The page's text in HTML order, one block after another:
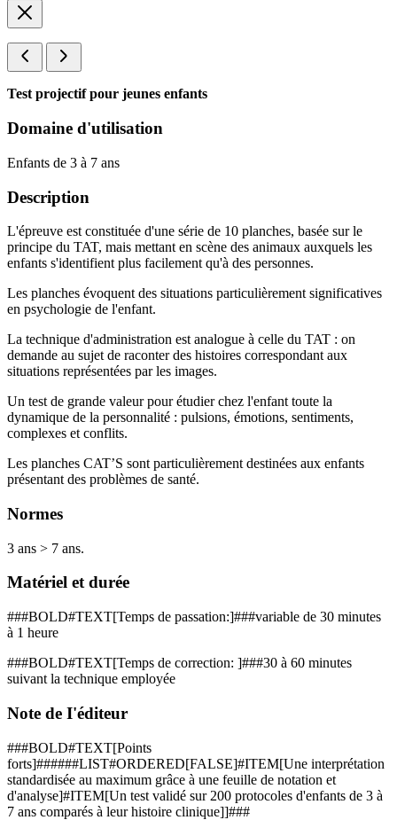
Test projectif pour jeunes enfants
Domaine d'utilisation
Enfants de 3 à 7 ans
Description
L'épreuve est constituée d'une série de 10 planches, basée sur le
principe du TAT, mais mettant en scène des animaux auxquels les
enfants s'identifient plus facilement qu'à des personnes.
Les planches évoquent des situations particulièrement significatives
en psychologie de l'enfant.
La technique d'administration est analogue à celle du TAT : on
demande au sujet de raconter des histoires correspondant aux
situations représentées par les images.
Un test de grande valeur pour étudier chez l'enfant toute la
dynamique de la personnalité : pulsions, émotions, sentiments,
complexes et conflits.
Les planches CAT’S sont particulièrement destinées aux enfants
présentant des problèmes de santé.
Normes
3 ans > 7 ans.
Matériel et durée
###BOLD#TEXT[Temps de passation:]###variable de 30 minutes
à 1 heure
###BOLD#TEXT[Temps de correction: ]###30 à 60 minutes
suivant la technique employée
Note de I'éditeur
###BOLD#TEXT[Points
forts]######LIST#ORDERED[FALSE]#ITEM[Une interprétation
standardisée au ma­xi­mum grâce à une feuille de nota­tion et
d'analyse]#ITEM[Un test validé sur 200 protocoles d'enfants de 3 à
7 ans comparés à leur histoire clinique]]###